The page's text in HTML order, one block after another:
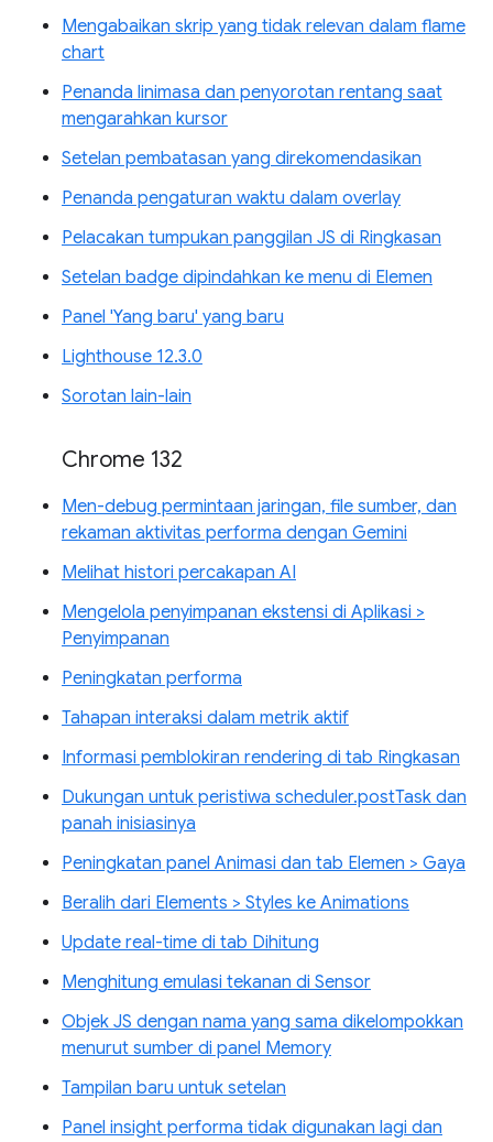
Mengabaikan skrip yang tidak relevan dalam flame
chart
Penanda linimasa dan penyorotan rentang saat
mengarahkan kursor
Setelan pembatasan yang direkomendasikan
Penanda pengaturan waktu dalam overlay
Pelacakan tumpukan panggilan JS di Ringkasan
Setelan badge dipindahkan ke menu di Elemen
Panel 'Yang baru' yang baru
Lighthouse 12.3.0
Sorotan lain-lain
Chrome 132
Men-debug permintaan jaringan, file sumber, dan
rekaman aktivitas performa dengan Gemini
Melihat histori percakapan AI
Mengelola penyimpanan ekstensi di Aplikasi >
Penyimpanan
Peningkatan performa
Tahapan interaksi dalam metrik aktif
Informasi pemblokiran rendering di tab Ringkasan
Dukungan untuk peristiwa scheduler.postTask dan
panah inisiasinya
Peningkatan panel Animasi dan tab Elemen > Gaya
Beralih dari Elements > Styles ke Animations
Update real-time di tab Dihitung
Menghitung emulasi tekanan di Sensor
Objek JS dengan nama yang sama dikelompokkan
menurut sumber di panel Memory
Tampilan baru untuk setelan
Panel insight performa tidak digunakan lagi dan